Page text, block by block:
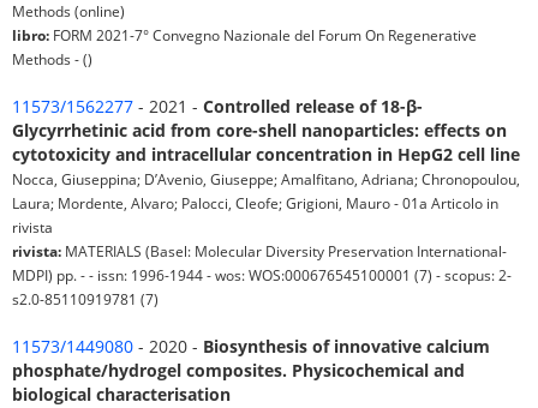
Methods (online)
libro: FORM 2021-7° Convegno Nazionale del Forum On Regenerative
Methods - ()
11573/1562277 - 2021 - Controlled release of 18-β-
Glycyrrhetinic acid from core-shell nanoparticles: effects on
cytotoxicity and intracellular concentration in HepG2 cell line
Nocca, Giuseppina; D’Avenio, Giuseppe; Amalfitano, Adriana; Chronopoulou,
Laura; Mordente, Alvaro; Palocci, Cleofe; Grigioni, Mauro - 01a Articolo in
rivista
rivista: MATERIALS (Basel: Molecular Diversity Preservation International-
MDPI) pp. - - issn: 1996-1944 - wos: WOS:000676545100001 (7) - scopus: 2-
s2.0-85110919781 (7)
11573/1449080 - 2020 - Biosynthesis of innovative calcium
phosphate/hydrogel composites. Physicochemical and
biological characterisation